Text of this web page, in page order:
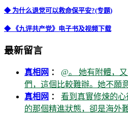
◆ 为什么退党可以救命保平安?(专题)
◆ 《九评共产党》电子书及视频下载
最新留言
真相网 ： @。 她有附體，
們，這個比較難辦。她不願
真相网 ： 看到真實修煉的
的那個精進狀態，卻是海外